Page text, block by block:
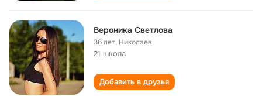
Вероника Светлова
36 лет, Николаев
21 школа
Добавить в друзья